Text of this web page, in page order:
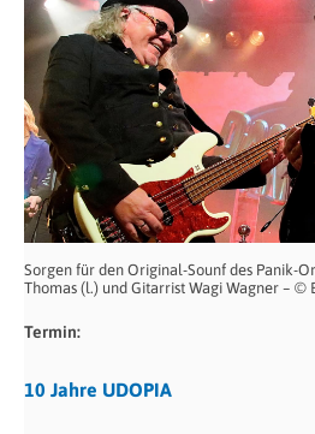
Sorgen für den Original-Sounf des Panik-
Thomas (l.) und Gitarrist Wagi Wagner – ©
Termin:
10 Jahre UDOPIA